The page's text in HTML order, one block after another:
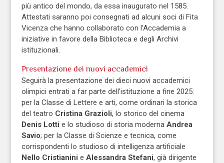
più antico del mondo, da essa inaugurato nel 1585.
Attestati saranno poi consegnati ad alcuni soci di Fita
Vicenza che hanno collaborato con l’Accademia a
iniziative in favore della Biblioteca e degli Archivi
istituzionali.
Presentazione dei nuovi accademici
Seguirà la presentazione dei dieci nuovi accademici
olimpici entrati a far parte dell’istituzione a fine 2025:
per la Classe di Lettere e arti, come ordinari la storica
del teatro Cristina Grazioli, lo storico del cinema
Denis Lotti e lo studioso di storia moderna Andrea
Savio; per la Classe di Scienze e tecnica, come
corrispondenti lo studioso di intelligenza artificiale
Nello Cristianini e Alessandra Stefani, già dirigente